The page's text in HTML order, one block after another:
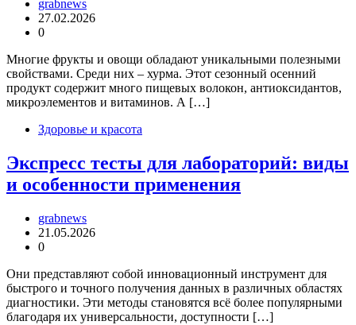
grabnews
27.02.2026
0
Многие фрукты и овощи обладают уникальными полезными
свойствами. Среди них – хурма. Этот сезонный осенний
продукт содержит много пищевых волокон, антиоксидантов,
микроэлементов и витаминов. А […]
Здоровье и красота
Экспресс тесты для лабораторий: виды
и особенности применения
grabnews
21.05.2026
0
Они представляют собой инновационный инструмент для
быстрого и точного получения данных в различных областях
диагностики. Эти методы становятся всё более популярными
благодаря их универсальности, доступности […]